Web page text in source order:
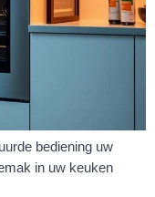
bediening uw
in uw keuken